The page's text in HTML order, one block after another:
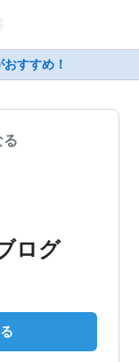
すすめ！
ログ